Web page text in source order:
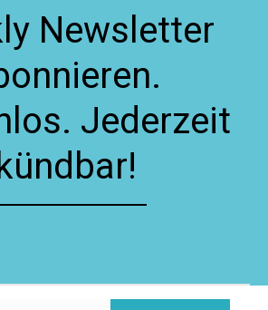
Newsletter
Jederzeit
kündbar!